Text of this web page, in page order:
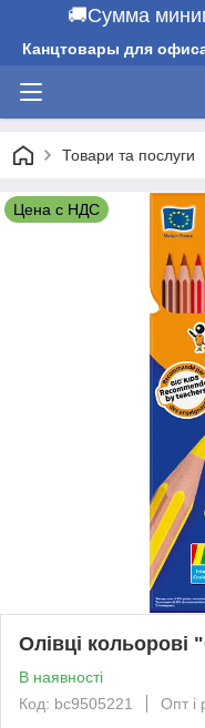
🚚Сумма
Канцтовары для
Товари та послуги
Цена с НДС
Олівці
В наявності
Код: bc9505221
Опт і